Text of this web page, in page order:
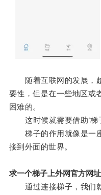
随着互联网的发展，越
要性，但是在一些地区或
困难的。
这时候就需要借助‘梯
梯子的作用就像是一座
接到外面的世界。
求一个梯子上外网官方网址
通过连接梯子，我们就